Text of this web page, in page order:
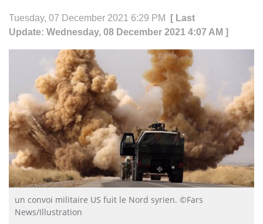
Tuesday, 07 December 2021 6:29 PM
[ Last
Update: Wednesday, 08 December 2021 4:07 AM ]
un convoi militaire US fuit le Nord syrien. ©Fars
News/Illustration